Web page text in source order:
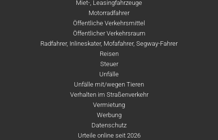
Miet-, Leasingfahrzeuge
Motorradfahrer
Öffentliche Verkehrsmittel
Öffentlicher Verkehrsraum
Radfahrer, Inlineskater, Mofafahrer, Segway-Fahrer
Reisen
Steuer
Unfälle
Unfälle mit/wegen Tieren
Verhalten im Straßenverkehr
Vermietung
Werbung
Datenschutz
Urteile online seit 2026